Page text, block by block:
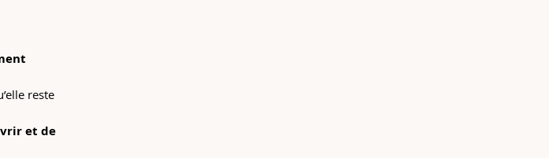
reste
et de